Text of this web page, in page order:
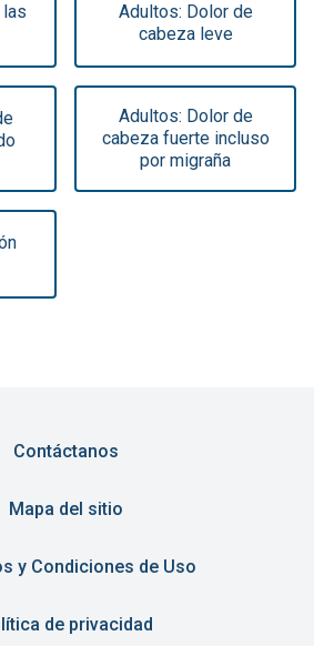
Adultos: Dolor de
cabeza leve
Adultos: Dolor de
cabeza fuerte incluso
por migraña
Contáctanos
Mapa del sitio
y Condiciones de Uso
de privacidad